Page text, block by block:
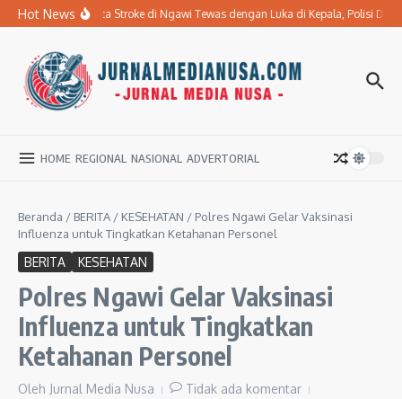
Lewati ke konten
Hot News
Ibu Penderita Stroke di Ngawi Tewas dengan Luka di Kepala, Polisi
HOME REGIONAL NASIONAL ADVERTORIAL
Beranda / BERITA / KESEHATAN / Polres Ngawi Gelar Vaksinasi
Influenza untuk Tingkatkan Ketahanan Personel
BERITA KESEHATAN
Polres Ngawi Gelar Vaksinasi
Influenza untuk Tingkatkan
Ketahanan Personel
Oleh Jurnal Media Nusa
Tidak ada komentar